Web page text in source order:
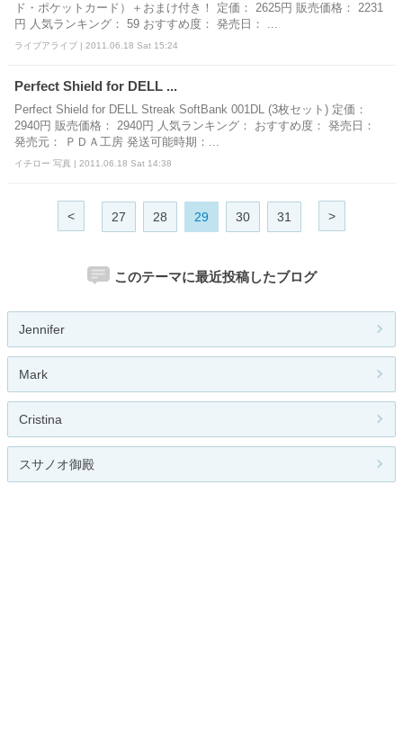
ド・ポケットカード）＋おまけ付き！ 定価： 2625円 販売価格： 2231
円 人気ランキング： 59 おすすめ度： 発売日： ...
ライブアライブ | 2011.06.18 Sat 15:24
Perfect Shield for DELL ...
Perfect Shield for DELL Streak SoftBank 001DL (3枚セット) 定価：
2940円 販売価格： 2940円 人気ランキング： おすすめ度： 発売日：
発売元： ＰＤＡ工房 発送可能時期：...
イチロー 写真 | 2011.06.18 Sat 14:38
< 27 28 29 30 31 >
このテーマに最近投稿したブログ
Jennifer
Mark
Cristina
スサノオ御殿